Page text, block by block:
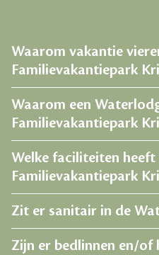
Waarom vakantie
Familievakantiepark
Waarom een
Familievakantiepark
Welke faciliteiten heeft
Familievakantiepark
Zit er sanitair in de
Zijn er bedlinnen en/of